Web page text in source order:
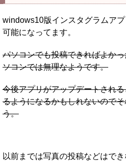
windows10版インスタグラムア
可能になってます。
パソコンでも投稿できればよか
ソコンでは無理なようです。
今後アプリがアップデートされ
るようになるかもしれないので
う。
以前までは写真の投稿などはで